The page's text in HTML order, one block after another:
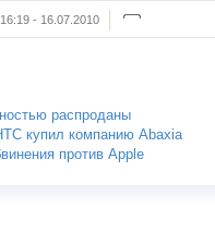
16:19 - 16.07.2010
распроданы
купил компанию Abaxia
против Apple